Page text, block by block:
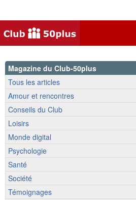
Magazine du Club-50plus
Tous les articles
Amour et rencontres
Conseils du Club
Loisirs
Monde digital
Psychologie
Santé
Société
Témoignages